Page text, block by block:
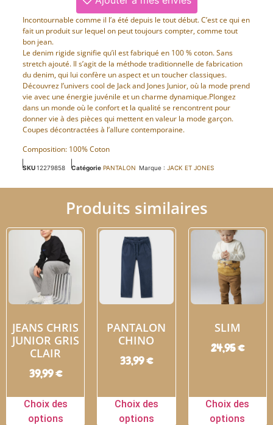
Incontournable comme il l’a été depuis le tout début. C’est ce qui en
fait un produit sur lequel on peut toujours compter, comme tout
bon jean.
Le denim rigide signifie qu’il est fabriqué en 100 % coton. Sans
stretch ajouté. Il s’agit de la méthode traditionnelle de fabrication
du denim, qui lui confère un aspect et un toucher classiques.
Découvrez l’univers cool de Jack and Jones Junior, où la mode prend
vie avec une énergie juvénile et un charme dynamique.Plongez
dans un monde où le confort et la qualité se rencontrent pour
donner vie à des pièces qui mettent en valeur la mode garçon.
Coupes décontractées à l’allure contemporaine.
Composition: 100% Coton
SKU12279858 Catégorie PANTALON Marque : JACK ET JONES
Produits similaires
JEANS CHRIS
JUNIOR GRIS
CLAIR
39,99€
Choix des
options
PANTALON
CHINO
33,99€
Choix des
options
SLIM
24,95€
Choix des
options